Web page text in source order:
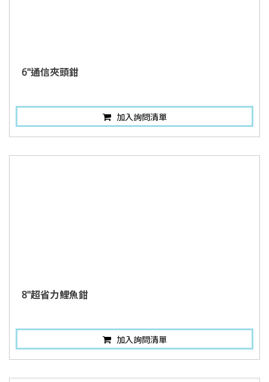
6"通信夾頭鉗
加入詢問清單
8"超省力鯉魚鉗
加入詢問清單